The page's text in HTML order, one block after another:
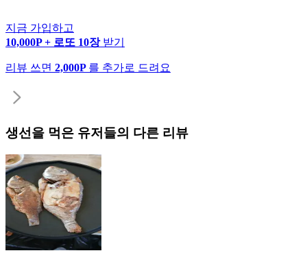
지금 가입하고
10,000P + 로또 10장 받기
리뷰 쓰면 2,000P 를 추가로 드려요
생선을 먹은 유저들의 다른 리뷰